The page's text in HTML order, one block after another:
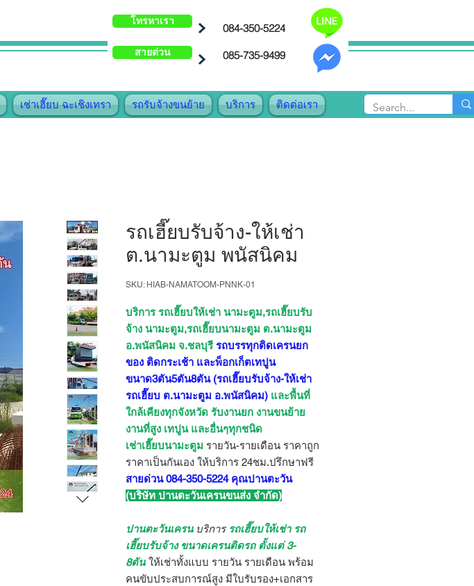
โทรหาเรา
สายด่วน
084-350-5224
085-735-9499
เช่าเฮี๊ยบ ฉะเชิงเทรา รถรับจ้างขนย้าย บริการ ติดต่อเรา
รถเฮี๊ยบรับจ้าง-ให้เช่า
ต.นามะตูม พนัสนิคม
SKU: HIAB-NAMATOOM-PNNK-01
บริการ รถเฮี๊ยบให้เช่า นามะตูม,รถเฮี๊ยบรับ
จ้าง นามะตูม,รถเฮี๊ยบนามะตูม ต.นามะตูม
อ.พนัสนิคม จ.ชลบุรีรถบรรทุกติดเครนยก
ของ ติดกระเช้า และพ็อกเก็ตเทปูน
ขนาด3ตัน5ตัน8ตัน (รถเฮี๊ยบรับจ้าง-ให้เช่า
รถเฮี๊ยบ ต.นามะตูม อ.พนัสนิคม) และพื้นที่
ใกล้เคียงทุกจังหวัด รับงานยก งานขนย้าย
งานที่สูง เทปูน และอื่นๆทุกชนิด
เช่าเฮี๊ยบนามะตูม รายวัน-รายเดือน ราคาถูก
ราคาเป็นกันเอง ให้บริการ 24ชม.ปรึกษาฟรี
สายด่วน 084-350-5224 คุณปานตะวัน
(บริษัท ปานตะวันเครนขนส่ง จำกัด)
ปานตะวันเครนบริการ รถเฮี๊ยบให้เช่า รถ
เฮี๊ยบรับจ้าง ขนาดเครนติดรถ ตั้งแต่ 3-
8ตัน ให้เช่าทั้งแบบ รายวัน รายเดือน พร้อม
คนขับประสบการณ์สูง มีใบรับรอง+เอกสาร